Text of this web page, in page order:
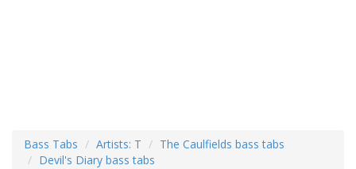
Bass Tabs Artists: T
The Caulfields bass tabs
Devil's Diary bass tabs